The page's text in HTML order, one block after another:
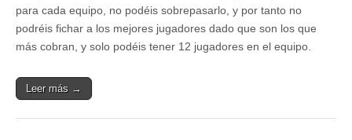
para cada equipo, no podéis sobrepasarlo, y por tanto no
podréis fichar a los mejores jugadores dado que son los que
más cobran, y solo podéis tener 12 jugadores en el equipo.
Leer más →